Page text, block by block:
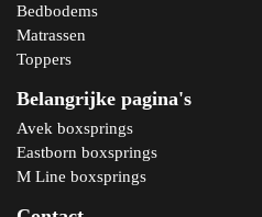
Bedbodems
Matrassen
Toppers
Belangrijke pagina's
Avek boxsprings
Eastborn boxsprings
M Line boxsprings